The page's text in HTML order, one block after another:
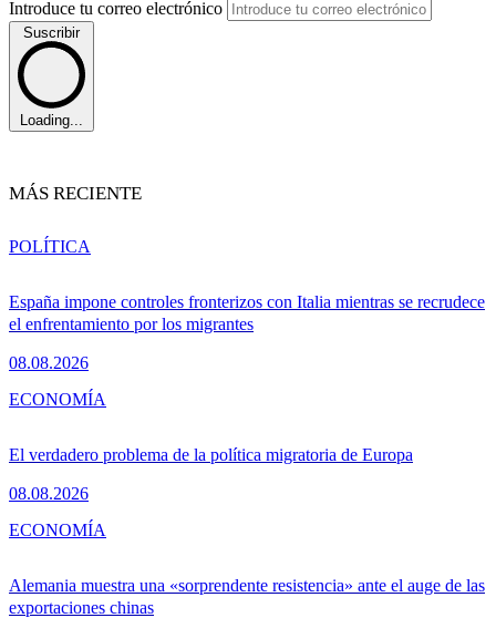
Introduce tu correo electrónico
Suscribir
Loading...
MÁS RECIENTE
España impone controles fronterizos con Italia mientras se recrudece
el enfrentamiento por los migrantes
08.08.2026
POLÍTICA
El verdadero problema de la política migratoria de Europa
08.08.2026
ECONOMÍA
Alemania muestra una «sorprendente resistencia» ante el auge de las
exportaciones chinas
ECONOMÍA